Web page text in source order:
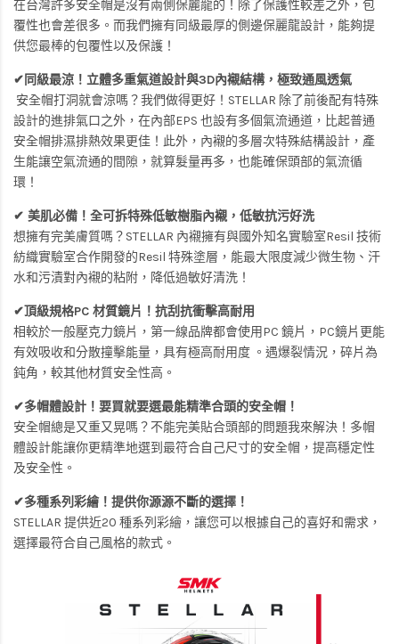
在台灣許多安全帽是沒有兩側保麗龍的！除了保護性較差之外，包
覆性也會差很多。而我們擁有同級最厚的側邊保麗龍設計，能夠提
供您最棒的包覆性以及保護！
✔同級最涼！立體多重氣道設計與3D內襯結構，極致通風透氣
安全帽打洞就會涼嗎？我們做得更好！STELLAR 除了前後配有特殊
設計的進排氣口之外，在內部EPS 也設有多個氣流通道，比起普通
安全帽排濕排熱效果更佳！此外，內襯的多層次特殊結構設計，產
生能讓空氣流通的間隙，就算髮量再多，也能確保頭部的氣流循
環！
✔ 美肌必備！全可拆特殊低敏樹脂內襯，低敏抗污好洗
想擁有完美膚質嗎？STELLAR 內襯擁有與國外知名實驗室Resil 技術
紡織實驗室合作開發的Resil 特殊塗層，能最大限度減少微生物、汗
水和污漬對內襯的粘附，降低過敏好清洗！
✔頂級規格PC 材質鏡片！抗刮抗衝擊高耐用
相較於一般壓克力鏡片，第一線品牌都會使用PC 鏡片，PC鏡片更能
有效吸收和分散撞擊能量，具有極高耐用度 。遇爆裂情況，碎片為
鈍角，較其他材質安全性高。
✔多帽體設計！要買就要選最能精準合頭的安全帽！
安全帽總是又重又晃嗎？不能完美貼合頭部的問題我來解決！多帽
體設計能讓你更精準地選到最符合自己尺寸的安全帽，提高穩定性
及安全性。
✔多種系列彩繪！提供你源源不斷的選擇！
STELLAR 提供近20 種系列彩繪，讓您可以根據自己的喜好和需求，
選擇最符合自己風格的款式。